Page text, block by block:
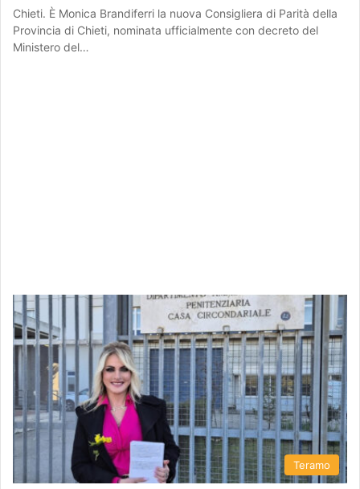
Chieti. È Monica Brandiferri la nuova Consigliera di Parità della
Provincia di Chieti, nominata ufficialmente con decreto del
Ministero del…
Teramo